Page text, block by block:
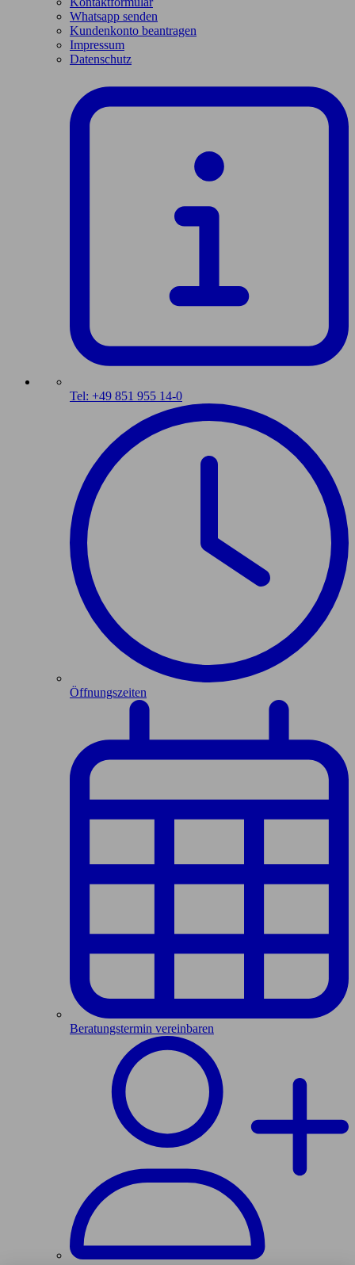
Whatsapp senden
Kundenkonto beantragen
Impressum
Datenschutz
Tel: +49 851 955 14-0
Öffnungszeiten
Beratungstermin vereinbaren